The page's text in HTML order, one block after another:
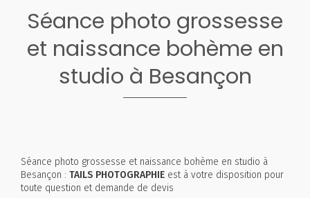
Séance photo grossesse
et naissance bohème en
studio à Besançon
Séance photo grossesse et naissance bohème en studio à
Besançon : TAILS PHOTOGRAPHIE est à votre disposition pour
toute question et demande de devis